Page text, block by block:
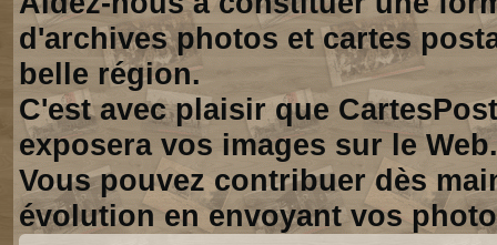
d'archives photos et cartes
belle région.
C'est avec plaisir que
exposera vos images sur le Web.
Vous pouvez contribuer dès
évolution en envoyant vos